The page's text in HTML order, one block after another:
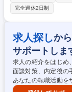
体の仕事内容】 ■水
ート配送業務（近隣
作業および在庫管理
ト管理 ※転勤はなく
職種 【茨木市/水産
年老舗
完全週休2日制
求人探しから
サポートしま
求人の紹介をはじめ
面談対策、内定後の
あなたの転職活動を